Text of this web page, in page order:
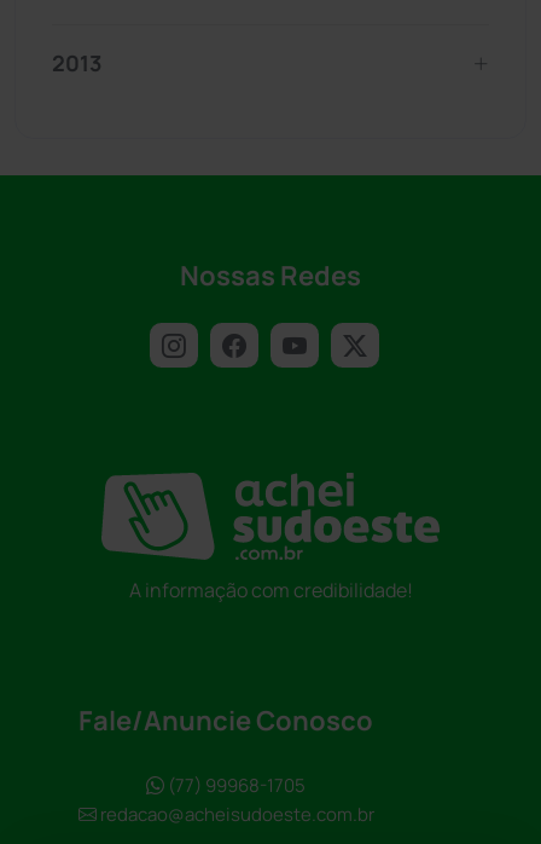
2013
Nossas Redes
A informação com credibilidade!
Fale/Anuncie Conosco
(77) 99968-1705
redacao@acheisudoeste.com.br